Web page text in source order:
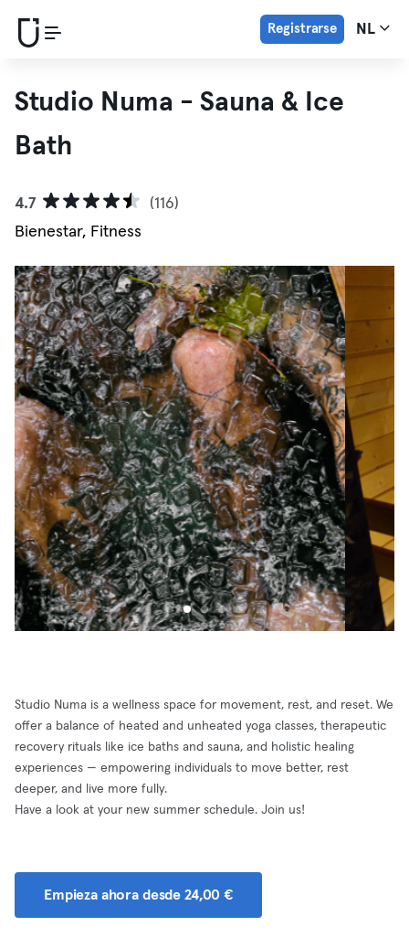
Registrarse NL
Studio Numa - Sauna & Ice
Bath
4.7
(116)
Bienestar, Fitness
Studio Numa is a wellness space for movement, rest, and reset. We
offer a balance of heated and unheated yoga classes, therapeutic
recovery rituals like ice baths and sauna, and holistic healing
experiences — empowering individuals to move better, rest
deeper, and live more fully.
Have a look at your new summer schedule. Join us!
Empieza ahora desde 24,00 €